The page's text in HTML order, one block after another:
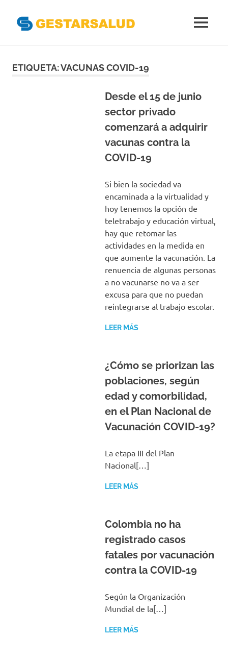
Gestoras
MENÚ
ETIQUETA:VACUNAS COVID-19
Desde el 15 de junio
sector privado
comenzará a adquirir
vacunas contra la
COVID-19
Si bien la sociedad va
encaminada a la virtualidad y
hoy tenemos la opción de
teletrabajo y educación virtual,
hay que retomar las
actividades en la medida en
que aumente la vacunación. La
renuencia de algunas personas
a no vacunarse no va a ser
excusa para que no puedan
reintegrarse al trabajo escolar.
LEER MÁS
¿Cómo se priorizan las
poblaciones, según
edad y comorbilidad,
en el Plan Nacional de
Vacunación COVID-19?
La etapa III del Plan
Nacional[…]
LEER MÁS
Colombia no ha
registrado casos
fatales por vacunación
contra la COVID-19
Según la Organización
Mundial de la[…]
LEER MÁS